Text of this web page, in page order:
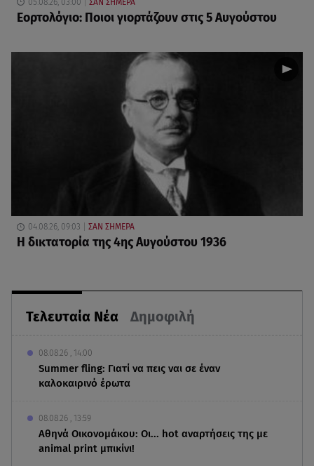
Τελευταία Νέα Δημοφιλή
08.08.26 , 14:00
Summer fling: Γιατί να πεις ναι σε έναν
καλοκαιρινό έρωτα
08.08.26 , 13:59
Αθηνά Οικονομάκου: Οι... hot αναρτήσεις της με
animal print μπικίνι!
Εορτολόγιο: Ποιοι γιορτάζουν στις 5 Αυγούστου
04.08.26, 09:03 ΣΑΝ ΣΗΜΕΡΑ
Η δικτατορία της 4ης Αυγούστου 1936